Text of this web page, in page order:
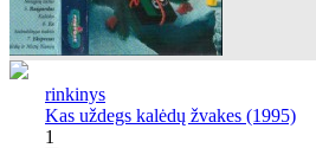
rinkinys
Kas uždegs kalėdų žvakes (1995)
1